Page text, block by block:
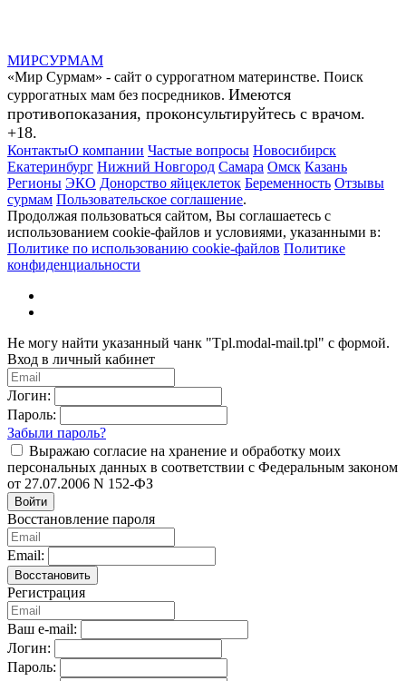
МИРСУРМАМ
«Мир Сурмам» - сайт о суррогатном материнстве. Поиск
суррогатных мам без посредников. Имеются
противопоказания, проконсультируйтесь с врачом.
+18.
КонтактыО компании Частые вопросы Новосибирск
Екатеринбург Нижний Новгород Самара Омск Казань
Регионы ЭКО Донорство яйцеклеток Беременность Отзывы
сурмам Пользовательское соглашение.
Продолжая пользоваться сайтом, Вы соглашаетесь с
использованием cookie-файлов и условиями, указанными в:
Политике по использованию cookie-файлов Политике
конфиденциальности
Не могу найти указанный чанк "Tpl.modal-mail.tpl" с формой.
Вход в личный кабинет
Логин:
Пароль:
Забыли пароль?
Выражаю согласие на хранение и обработку моих
персональных данных в соответствии с Федеральным законом
от 27.07.2006 N 152-ФЗ
Войти
Восстановление пароля
Email:
Восстановить
Регистрация
Ваш e-mail:
Логин:
Пароль: